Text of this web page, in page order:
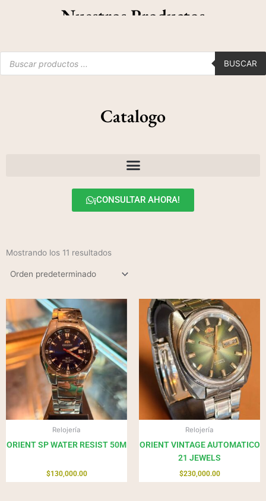
Nuestros Productos
Catalogo
¡CONSULTAR AHORA!
Products
search
BUSCAR
Mostrando los 11 resultados
Relojería
ORIENT SP WATER RESIST 50M
$130,000.00
Relojería
ORIENT VINTAGE AUTOMATICO
21 JEWELS
$230,000.00